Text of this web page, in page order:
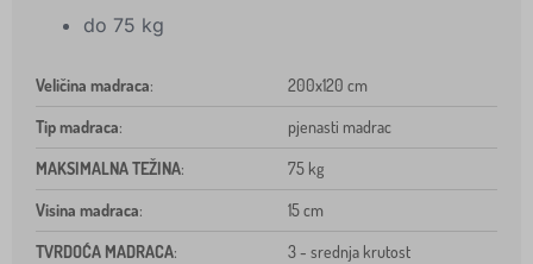
do 75 kg
Veličina madraca: 200x120 cm
Tip madraca: pjenasti madrac
MAKSIMALNA TEŽINA: 75 kg
Visina madraca: 15 cm
TVRDOĆA MADRACA: 3 - srednja krutost